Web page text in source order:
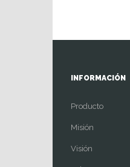
INFORMACIÓN
Producto
Misión
Visión